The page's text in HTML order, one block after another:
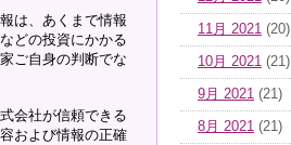
は、あくまで情報
どの投資にかかる
ご自身の判断でな
会社が信頼できる
および情報の正確
11月 2021 (20)
10月 2021 (21)
9月 2021 (21)
8月 2021 (21)